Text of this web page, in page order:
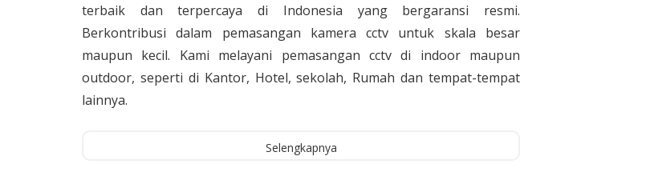
terbaik dan terpercaya di Indonesia yang bergaransi resmi.
Berkontribusi dalam pemasangan kamera cctv untuk skala besar
maupun kecil. Kami melayani pemasangan cctv di indoor maupun
outdoor, seperti di Kantor, Hotel, sekolah, Rumah dan tempat-tempat
lainnya.
Selengkapnya